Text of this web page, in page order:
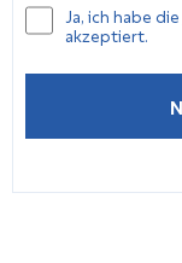
*
Ja, ich habe die
akzeptiert.